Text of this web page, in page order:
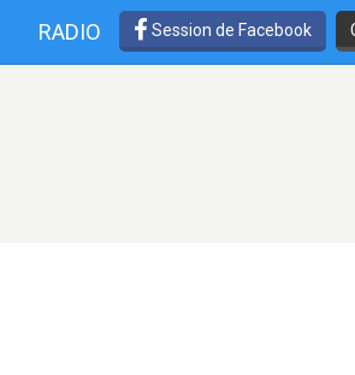
RADIO Session de Facebook